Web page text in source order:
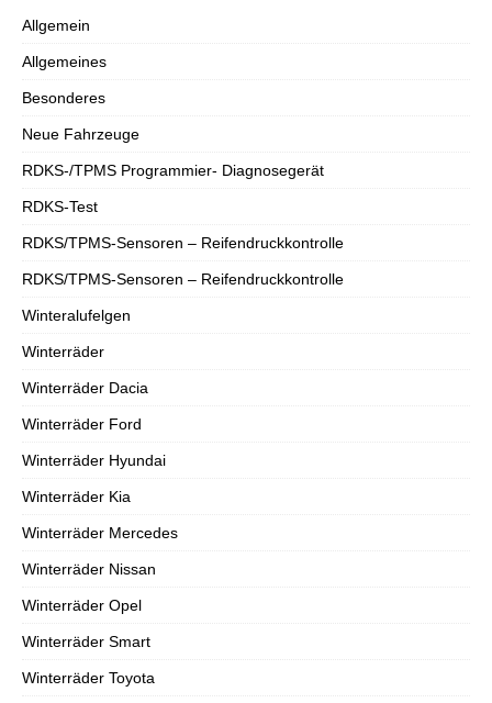
Allgemein
Allgemeines
Besonderes
Neue Fahrzeuge
RDKS-/TPMS Programmier- Diagnosegerät
RDKS-Test
RDKS/TPMS-Sensoren – Reifendruckkontrolle
RDKS/TPMS-Sensoren – Reifendruckkontrolle
Winteralufelgen
Winterräder
Winterräder Dacia
Winterräder Ford
Winterräder Hyundai
Winterräder Kia
Winterräder Mercedes
Winterräder Nissan
Winterräder Opel
Winterräder Smart
Winterräder Toyota